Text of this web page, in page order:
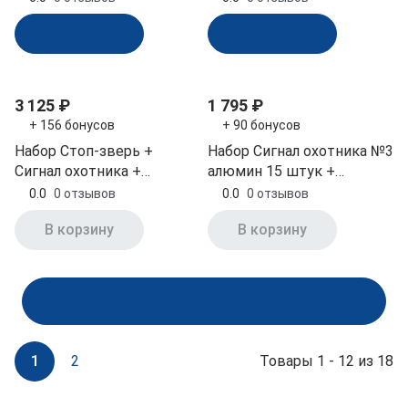
3 125 ₽
+ 156 бонусов
Набор Стоп-зверь +
Сигнал охотника +
Пусковое устройство
0.0 0 отзывов
В корзину
1 795 ₽
+ 90 бонусов
Набор Сигнал охотника №3
алюмин 15 штук +
пусковое устройство
0.0 0 отзывов
В корзину
Товары 1 - 12 из 18
1 2